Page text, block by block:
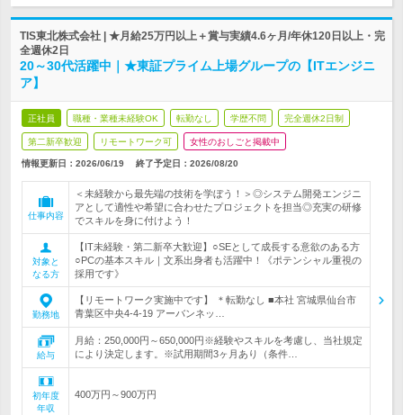
TIS東北株式会社 | ★月給25万円以上＋賞与実績4.6ヶ月/年休120日以上・完
全週休2日
20～30代活躍中｜★東証プライム上場グループの【ITエンジニ
ア】
正社員 職種・業種未経験OK 転勤なし 学歴不問 完全週休2日制
第二新卒歓迎 リモートワーク可 女性のおしごと掲載中
情報更新日：2026/06/19 終了予定日： 2026/08/20
仕事内容
＜未経験から最先端の技術を学ぼう！＞◎システム開発エンジニ
アとして適性や希望に合わせたプロジェクトを担当◎充実の研修
でスキルを身に付けよう！
対象と
なる方
【IT未経験・第二新卒大歓迎】○SEとして成長する意欲のある方
○PCの基本スキル｜文系出身者も活躍中！《ポテンシャル重視の
採用です》
勤務地
【リモートワーク実施中です】 ＊転勤なし ■本社 宮城県仙台市
青葉区中央4-4-19 アーバンネッ…
給与
月給：250,000円～650,000円※経験やスキルを考慮し、当社規定
により決定します。※試用期間3ヶ月あり（条件…
初年度
年収
400万円～900万円